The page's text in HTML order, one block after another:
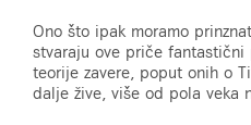
Ono što ipak moramo
stvaraju ove priče
teorije zavere, poput onih o
dalje žive, više od pola veka